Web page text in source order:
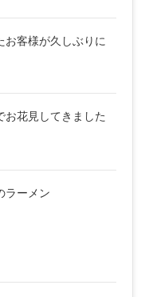
お客様が久しぶりに
お花見してきました
ラーメン